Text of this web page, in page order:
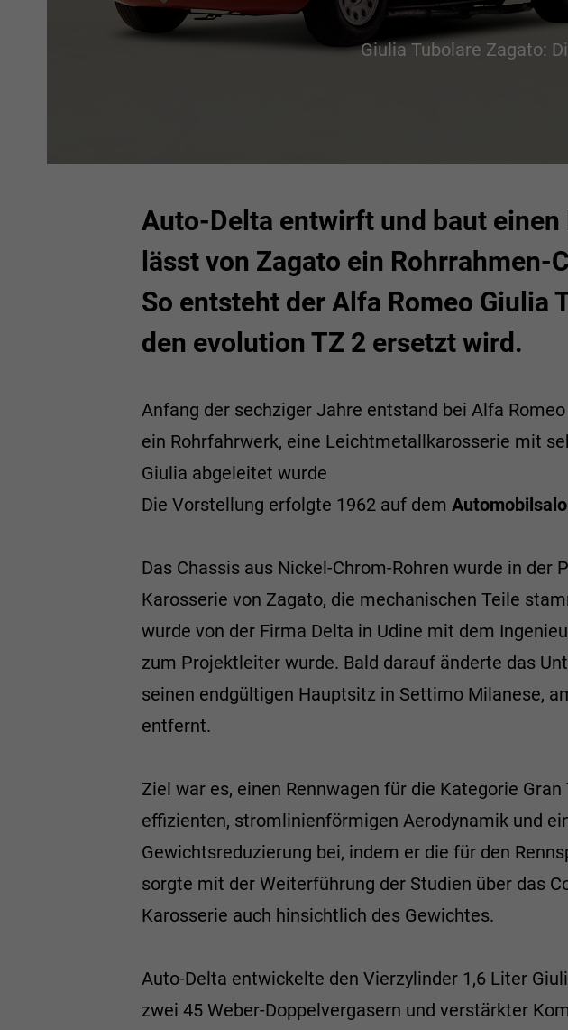
Giulia Tubolare Zagato:
Auto-Delta entwirft und baut einen
lässt von Zagato ein
So entsteht der Alfa Romeo Giulia
den evolution TZ 2 ersetzt wird.
Anfang der sechziger Jahre entstand bei Alfa
ein Rohrfahrwerk, eine Leichtmetallkarosserie mit
Giulia abgeleitet wurde
Die Vorstellung erfolgte 1962 auf dem
Das Chassis aus Nickel-Chrom-Rohren wurde in
Karosserie von Zagato, die mechanischen Teile
wurde von der Firma Delta in Udine mit dem
zum Projektleiter wurde. Bald darauf änderte das
seinen endgültigen Hauptsitz in Settimo Milanese,
entfernt.
Ziel war es, einen Rennwagen für die Kategorie
effizienten, stromlinienförmigen Aerodynamik und
Gewichtsreduzierung bei, indem er die für den
sorgte mit der Weiterführung der Studien über das
Karosserie auch hinsichtlich des Gewichtes.
Auto-Delta entwickelte den Vierzylinder 1,6 Liter
zwei 45 Weber-Doppelvergasern und verstärkter